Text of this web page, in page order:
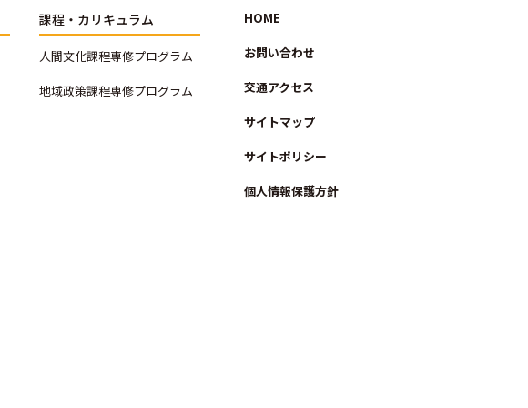
課程・カリキュラム
人間文化課程専修プログラム
地域政策課程専修プログラム
HOME
お問い合わせ
交通アクセス
サイトマップ
サイトポリシー
個人情報保護方針